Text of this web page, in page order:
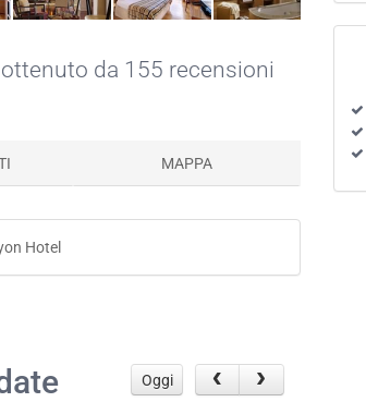
da 155 recensioni
MAPPA
Hotel
Oggi